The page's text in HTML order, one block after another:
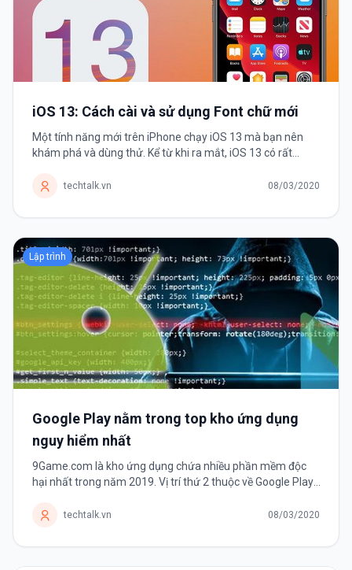
iOS 13: Cách cài và sử dụng Font chữ mới
Một tính năng mới trên iPhone chạy iOS 13 mà bạn nên
khám phá và dùng thử. Kể từ khi ra mắt, iOS 13 có rất
cấp. Và Font chữ chính...
techtalk.vn 08/03/2020
Lập trình
Google Play nằm trong top kho ứng dụng
nguy hiểm nhất
9Game.com là kho ứng dụng chứa nhiều phần mềm độc
hại nhất trong năm 2019. Vị trí thứ 2 thuộc về Google Play.
năm 2019 của công ty...
techtalk.vn 08/03/2020